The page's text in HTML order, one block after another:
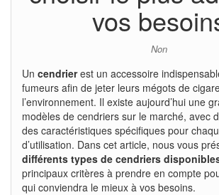
vos
Non
Un cendrierest un accessoire
fumeurs afin de jeter leurs mégots de
l’environnement. Il existe aujourd’hui une
modèles de cendriers sur le marché, avec
des caractéristiques spécifiques pour
d’utilisation. Dans cet article, nous vous
différents types de cendriers
principaux critères à prendre en compte
qui conviendra le mieux à vos besoins.